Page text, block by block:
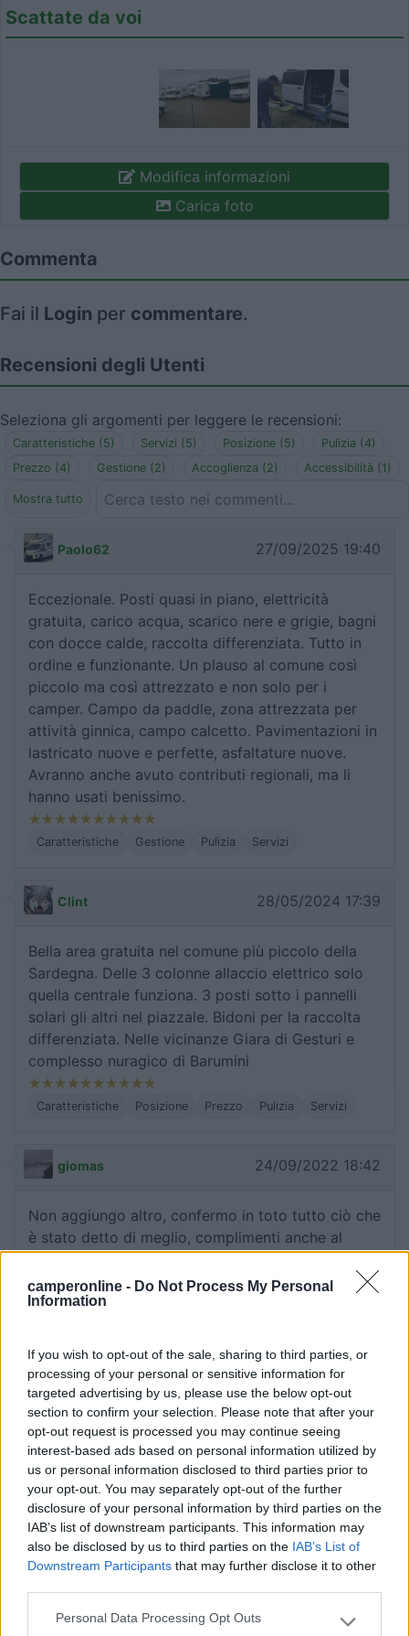
camperonline - Do Not Process My Personal
Information
If you wish to opt-out of the sale, sharing to third parties, or
processing of your personal or sensitive information for
targeted advertising by us, please use the below opt-out
section to confirm your selection. Please note that after your
opt-out request is processed you may continue seeing
interest-based ads based on personal information utilized by
us or personal information disclosed to third parties prior to
your opt-out. You may separately opt-out of the further
disclosure of your personal information by third parties on the
IAB’s list of downstream participants. This information may
also be disclosed by us to third parties on the IAB’s List of
Downstream Participants that may further disclose it to other
Please note that this website/app uses one or more Google
Personal Data Processing Opt Outs
Scattate da voi
Modifica informazioni
Carica foto
Commenta
Fai il Login per commentare.
Recensioni degli Utenti
Seleziona gli argomenti per leggere le recensioni:
Caratteristiche (5) Servizi (5) Posizione (5)
Pulizia (4)
Prezzo (4)
Gestione (2) Accoglienza (2) Accessibilità (1)
Mostra tutto
Paolo62 27/09/2025 19:40
Eccezionale. Posti quasi in piano, elettricità
gratuita, carico acqua, scarico nere e grigie, bagni
con docce calde, raccolta differenziata. Tutto in
ordine e funzionante. Un plauso al comune così
piccolo ma così attrezzato e non solo per i
camper. Campo da paddle, zona attrezzata per
attività ginnica, campo calcetto. Pavimentazioni in
lastricato nuove e perfette, asfaltature nuove.
Avranno anche avuto contributi regionali, ma li
hanno usati benissimo.
Caratteristiche Gestione Pulizia Servizi
Clint 28/05/2024 17:39
Bella area gratuita nel comune più piccolo della
Sardegna. Delle 3 colonne allaccio elettrico solo
quella centrale funziona. 3 posti sotto i pannelli
solari gli altri nel piazzale. Bidoni per la raccolta
differenziata. Nelle vicinanze Giara di Gesturi e
complesso nuragico di Barumini
Caratteristiche Posizione Prezzo Pulizia Servizi
giomas 24/09/2022 18:42
Non aggiungo altro, confermo in toto tutto ciò che
è stato detto di meglio, complimenti anche al
paesino che offre una buona accoglienza.
Accoglienza
Igortreviso 28/06/2022 22:05
Stupenda area sosta, modernissima. Siamo rimasti
sorpresi per questa area moderna con la
copertura per il camper davvero ben fatta, perfino
acqua calda per le docce, tutto gratuito, scarico e
carico gratuiti, illuminata e con videosorveglianza.
Solo allaccio elettrico a pagamento 2 euro per 4
ore. Davvero complimenti a questo paesino, il più
piccolo della Sardegna, gestito con mentalità
moderna. Cassonetti per la differenziata ben
disposti. Ci sono pure i tavoli per pic-nic, tutti al